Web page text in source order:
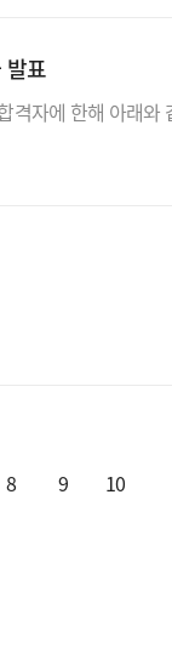
발표
8 9 10